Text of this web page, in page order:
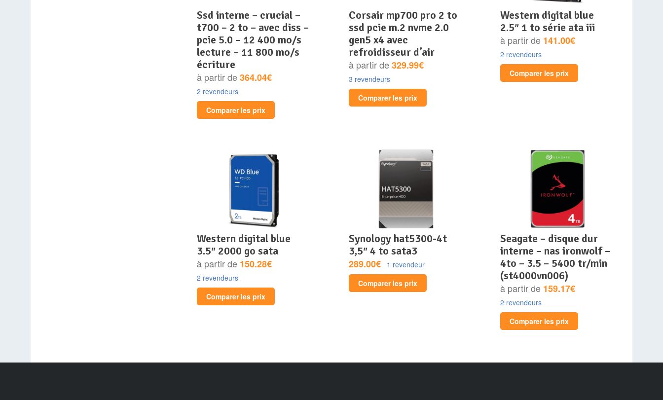
ssd interne – crucial –
t700 – 2 to – avec diss –
pcie 5.0 – 12 400 mo/s
lecture – 11 800 mo/s
écriture
à partir de364.04€
2 revendeurs
Comparer les prix
corsair mp700 pro 2 to
ssd pcie m.2 nvme 2.0
gen5 x4 avec
refroidisseur d’air
à partir de329.99€
3 revendeurs
Comparer les prix
western digital blue
2.5″ 1 to série ata iii
à partir de 141.00€
2 revendeurs
Comparer les prix
western digital blue
3.5″ 2000 go sata
à partir de 150.28€
2 revendeurs
Comparer les prix
synology hat5300-4t
3,5″ 4 to sata3
289.00€
1 revendeur
Comparer les prix
seagate – disque dur
interne – nas ironwolf –
4to – 3.5 – 5400 tr/min
(st4000vn006)
à partir de 159.17€
2 revendeurs
Comparer les prix